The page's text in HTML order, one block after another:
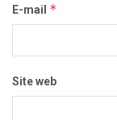
E-mail *
Site web